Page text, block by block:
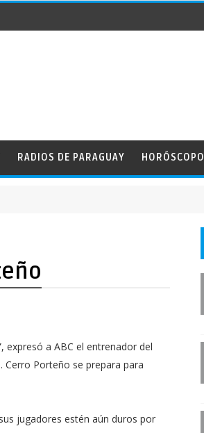
RADIOS DE PARAGUAY HORÓSCOPO
expresó a ABC el entrenador del
Cerro Porteño se prepara para
jugadores estén aún duros por